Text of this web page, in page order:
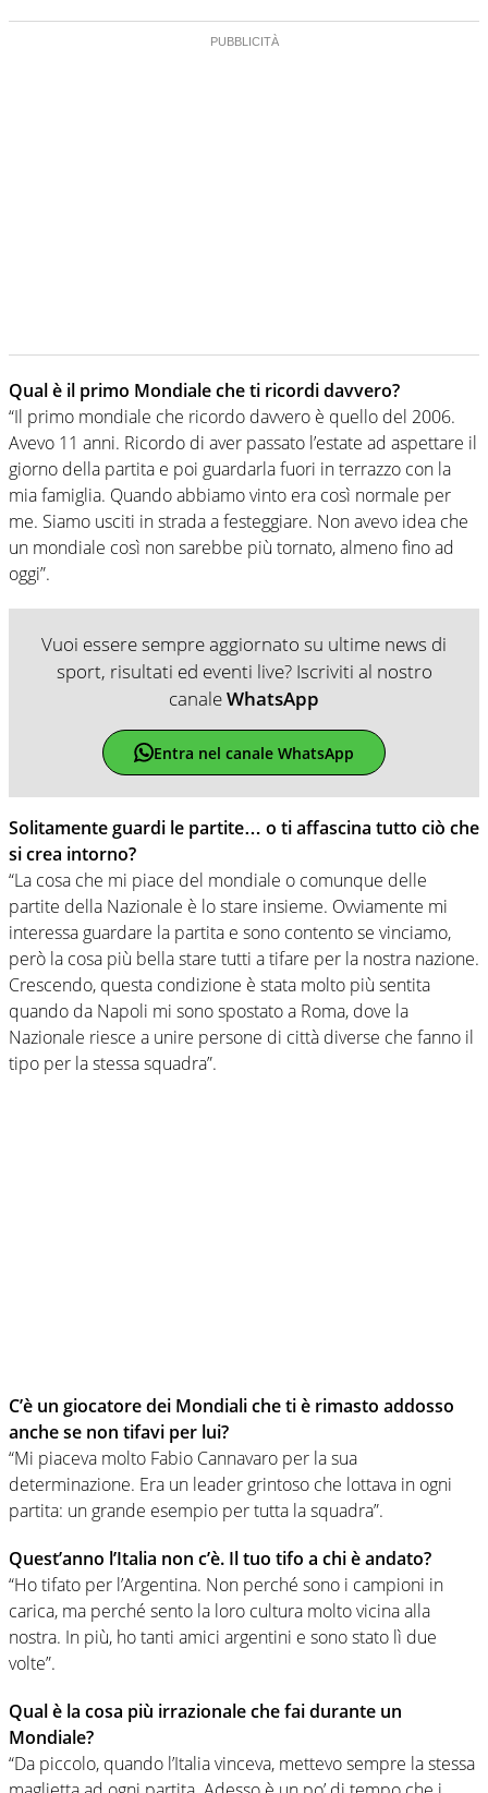
Qual è il primo Mondiale che ti ricordi davvero?
“Il primo mondiale che ricordo davvero è quello del 2006.
Avevo 11 anni. Ricordo di aver passato l’estate ad aspettare il
giorno della partita e poi guardarla fuori in terrazzo con la
mia famiglia. Quando abbiamo vinto era così normale per
me. Siamo usciti in strada a festeggiare. Non avevo idea che
un mondiale così non sarebbe più tornato, almeno fino ad
oggi”.
Vuoi essere sempre aggiornato su ultime news di
sport, risultati ed eventi live? Iscriviti al nostro
canaleWhatsApp
Entra nel canale WhatsApp
Solitamente guardi le partite… o ti affascina tutto ciò che
si crea intorno?
“La cosa che mi piace del mondiale o comunque delle
partite della Nazionale è lo stare insieme. Ovviamente mi
interessa guardare la partita e sono contento se vinciamo,
però la cosa più bella stare tutti a tifare per la nostra nazione.
Crescendo, questa condizione è stata molto più sentita
quando da Napoli mi sono spostato a Roma, dove la
Nazionale riesce a unire persone di città diverse che fanno il
tipo per la stessa squadra”.
C’è un giocatore dei Mondiali che ti è rimasto addosso
anche se non tifavi per lui?
“Mi piaceva molto Fabio Cannavaro per la sua
determinazione. Era un leader grintoso che lottava in ogni
partita: un grande esempio per tutta la squadra”.
Quest’anno l’Italia non c’è. Il tuo tifo a chi è andato?
“Ho tifato per l’Argentina. Non perché sono i campioni in
carica, ma perché sento la loro cultura molto vicina alla
nostra. In più, ho tanti amici argentini e sono stato lì due
volte”.
Qual è la cosa più irrazionale che fai durante un
Mondiale?
“Da piccolo, quando l’Italia vinceva, mettevo sempre la stessa